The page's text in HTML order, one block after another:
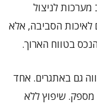
לניצול
לאיכות הסביבה, אלא
בטווח הארוך.
גם באתגרים. אחד
מספק. שיפוץ ללא